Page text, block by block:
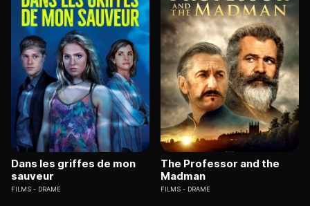
Dans les griffes de mon
sauveur
FILMS DRAME
The Professor and the
Madman
FILMS DRAME